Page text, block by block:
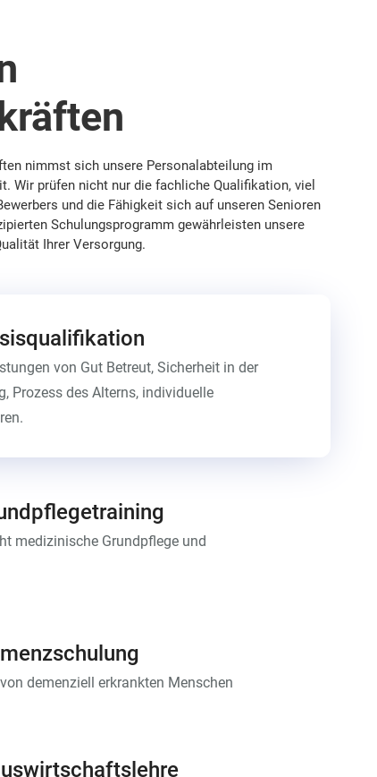
nimmst sich unsere Personalabteilung im
Wir prüfen nicht nur die fachliche Qualifikation, viel
und die Fähigkeit sich auf unseren Senioren
Schulungsprogramm gewährleisten unsere
Ihrer Versorgung.
von Gut Betreut, Sicherheit in der
Prozess des Alterns, individuelle
medizinische Grundpflege und
demenziell erkrankten Menschen